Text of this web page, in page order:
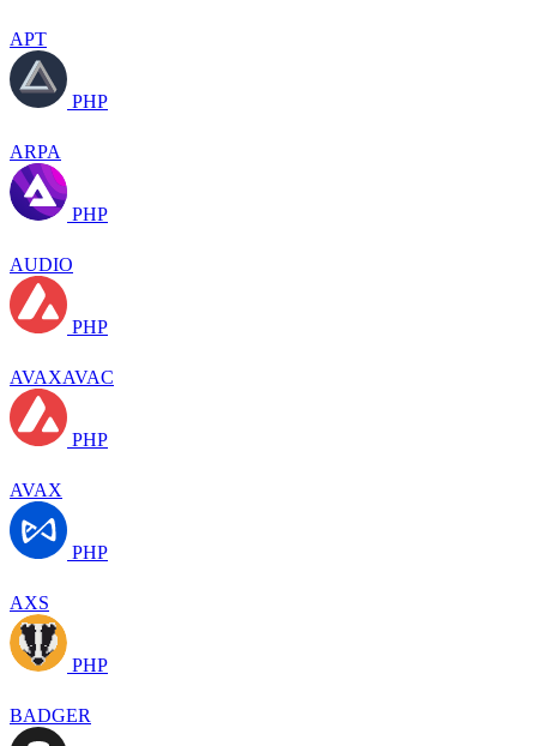
APT
PHP
ARPA
PHP
AUDIO
PHP
AVAXAVAC
PHP
AVAX
PHP
AXS
PHP
BADGER